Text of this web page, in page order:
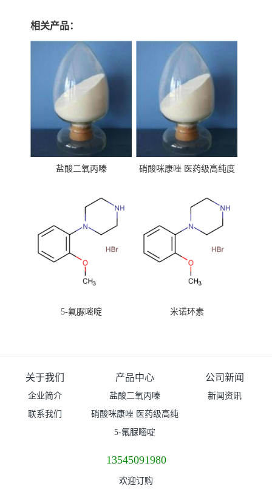
相关产品：
盐酸二氧丙嗪
硝酸咪康唑 医药级高纯度
5-氟脲嘧啶 米诺环素
关于我们
企业简介
联系我们
产品中心
盐酸二氧丙嗪
硝酸咪康唑 医药级高纯
度99%原粉
5-氟脲嘧啶
公司新闻
新闻资讯
13545091980
欢迎订购